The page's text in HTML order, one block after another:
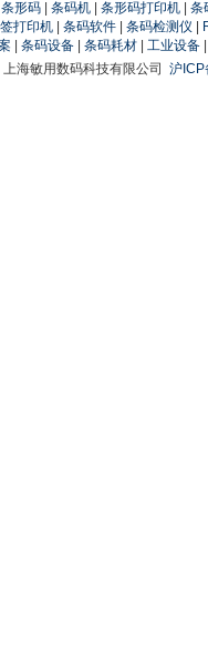
条形码| 条码机| 条形码打印机| 条
打印机
条码软件 条码检测仪
条码设备| 条码耗材| 工业设备
上海敏用数码科技有限公司 沪